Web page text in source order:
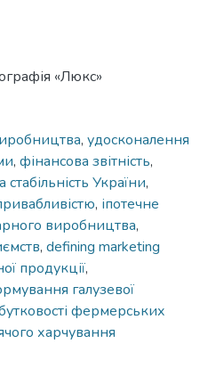
«Люкс»
, удосконалення
, фінансова звітність,
стабільність України,
, іпотечне
виробництва,
, defining marketing
продукції,
галузевої
фермерських
харчування